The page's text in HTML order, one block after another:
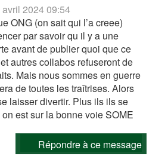
avril 2024 09:54
ONG (on sait qui l’a creee)
par savoir qu il y a une
avant de publier quoi que ce
autres collabos refuseront de
Mais nous sommes en guerre
de toutes les traîtrises. Alors
laisser divertir. Plus ils ils se
est sur la bonne voie SOME
Répondre à ce message